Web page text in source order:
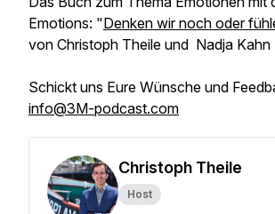
Emotions: "Denken wir noch oder
von Christoph Theile und Nadja Kahn
Schickt uns Eure Wünsche und
info@3M-podcast.com
Christoph Theile
Host